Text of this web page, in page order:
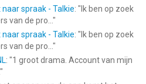
naar spraak - Talkie: " Ik ben op zoek
van de pro... "
naar spraak - Talkie: " Ik ben op zoek
van de pro... "
: "1 groot drama. Account van mijn
"